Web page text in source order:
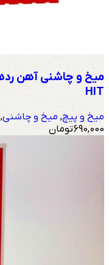
HIT
میخ و پیچ, میخ و چاشنی,
690,000تومان